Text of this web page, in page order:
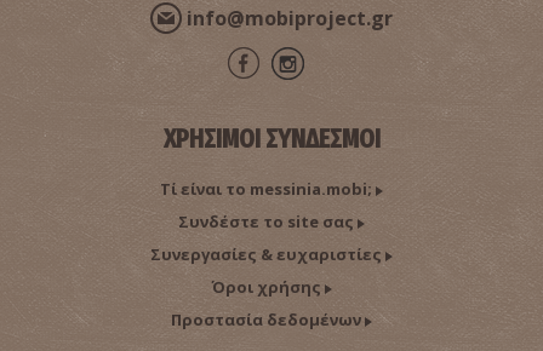
~1.2Km
info@mobiproject.gr
ΧΡΗΣΙΜΟΙ ΣΥΝΔΕΣΜΟΙ
Τί είναι το messinia.mobi;
Συνδέστε το site σας
Συνεργασίες & ευχαριστίες
Όροι χρήσης
Προστασία δεδομένων